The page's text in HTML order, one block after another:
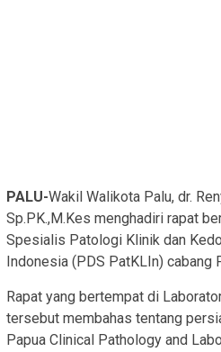
PALU-Wakil Walikota Palu, dr.
Sp.PK.,M.Kes menghadiri rapat
Spesialis Patologi Klinik dan
Indonesia (PDS PatKLIn) cabang
Rapat yang bertempat di
tersebut membahas tentang
Papua Clinical Pathology and